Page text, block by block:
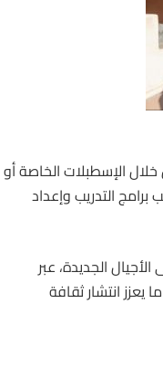
الإسطبلات الخاصة أو
التدريب وإعداد
الجديدة، عبر
انتشار ثقافة